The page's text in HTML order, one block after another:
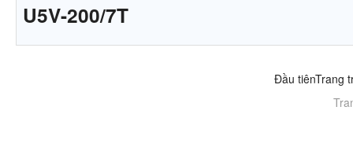
U5V-200/7T
Đầu tiênTrang